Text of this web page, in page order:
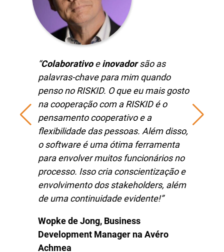
“Colaborativoeinovadorsão as
palavras-chave para mim quando
penso no RISKID. O que eu mais gosto
na cooperação com a RISKID é o
pensamento cooperativo e a
flexibilidade das pessoas. Além disso,
o software é uma ótima ferramenta
para envolver muitos funcionários no
processo. Isso cria conscientização e
envolvimento dos stakeholders, além
de uma continuidade evidente!”
Wopke de Jong, Business
Development Manager na Avéro
Achmea